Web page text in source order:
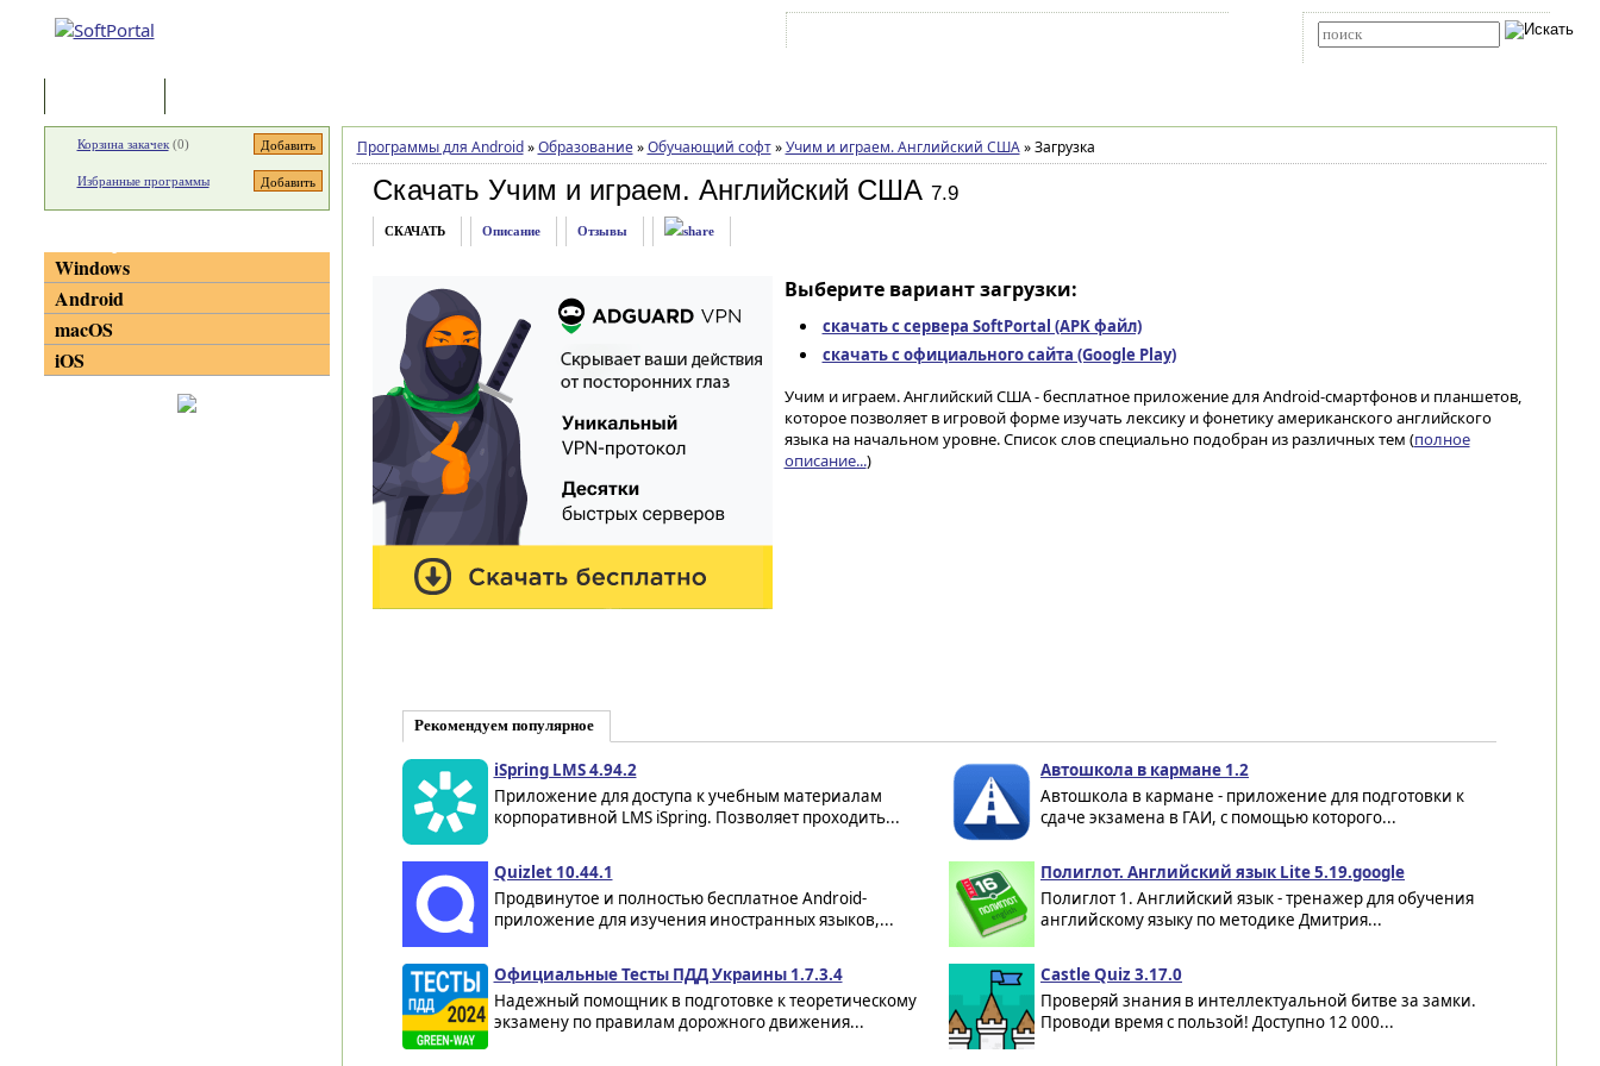
Программы для Android » Образование » Обучающий софт » Учим и играем. Английский США »Загрузка
Скачать Учим и играем. Английский США 7.9
СКАЧАТЬ Описание Отзывы
Выберите вариант загрузки:
скачать с сервера SoftPortal (APK файл)
скачать с официального сайта (Google Play)
Учим и играем. Английский США - бесплатное приложение для Android-смартфонов и планшетов,
которое позволяет в игровой форме изучать лексику и фонетику американского английского
языка на начальном уровне. Список слов специально подобран из различных тем (полное
описание...)
Рекомендуем популярное
iSpring LMS 4.94.2
Приложение для доступа к учебным материалам
корпоративной LMS iSpring. Позволяет проходить...
Автошкола в кармане 1.2
Автошкола в кармане - приложение для подготовки к
сдаче экзамена в ГАИ, с помощью которого...
Quizlet 10.44.1
Продвинутое и полностью бесплатное Android-
приложение для изучения иностранных языков,...
Полиглот. Английский язык Lite 5.19.google
Полиглот 1. Английский язык - тренажер для обучения
английскому языку по методике Дмитрия...
Официальные Тесты ПДД Украины 1.7.3.4
Надежный помощник в подготовке к теоретическому
экзамену по правилам дорожного движения...
Castle Quiz 3.17.0
Проверяй знания в интеллектуальной битве за замки.
Проводи время с пользой! Доступно 12 000...
Корзина закачек(0)
Избранные программы
Windows
Android
macOS
iOS